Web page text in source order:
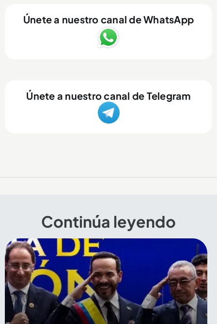
Únete a nuestro canal de WhatsApp
Únete a nuestro canal de Telegram
Continúa leyendo